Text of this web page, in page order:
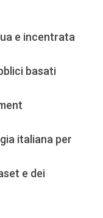
e incentrata
basati
italiana per
e dei